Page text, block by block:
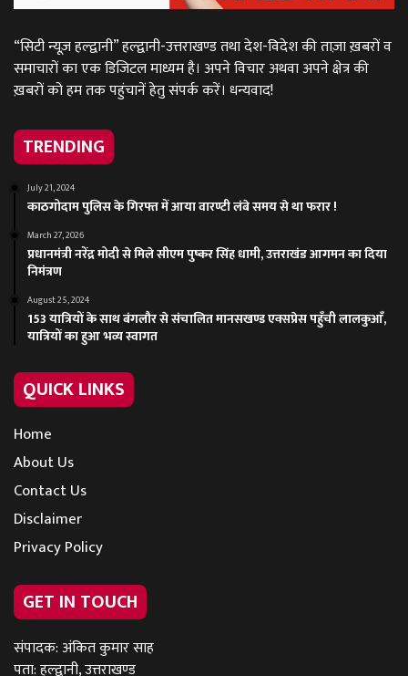
“सिटी न्यूज़ हल्द्वानी” हल्द्वानी-उत्तराखण्ड तथा देश-विदेश की ताज़ा ख़बरों व
समाचारों का एक डिजिटल माध्यम है। अपने विचार अथवा अपने क्षेत्र की
ख़बरों को हम तक पहुंचानें हेतु संपर्क करें। धन्यवाद!
TRENDING
July 21, 2024
काठगोदाम पुलिस के गिरफ्त में आया वारण्टी लंबे समय से था फरार !
March 27, 2026
प्रधानमंत्री नरेंद्र मोदी से मिले सीएम पुष्कर सिंह धामी, उत्तराखंड आगमन का दिया
निमंत्रण
August 25, 2024
153 यात्रियों के साथ बंगलौर से संचालित मानसखण्ड एक्सप्रेस पहुँची लालकुआँ,
यात्रियों का हुआ भव्य स्वागत
QUICK LINKS
Home
About Us
Contact Us
Disclaimer
Privacy Policy
GET IN TOUCH
संपादक: अंकित कुमार साह
पता: हल्द्वानी, उत्तराखण्ड